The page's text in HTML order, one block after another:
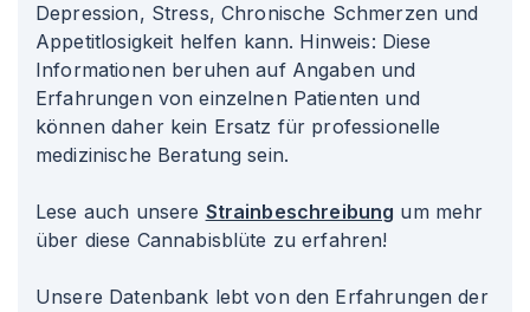
Depression, Stress, Chronische Schmerzen und
Appetitlosigkeit helfen kann. Hinweis: Diese
Informationen beruhen auf Angaben und
Erfahrungen von einzelnen Patienten und
können daher kein Ersatz für professionelle
medizinische Beratung sein.
Lese auch unsere Strainbeschreibung um mehr
über diese Cannabisblüte zu erfahren!
Unsere Datenbank lebt von den Erfahrungen der